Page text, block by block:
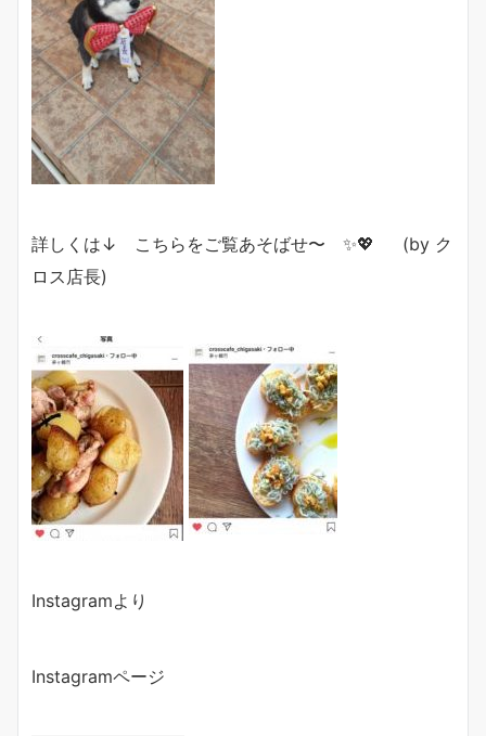
詳しくは↓ こちらをご覧あそばせ〜 ✨💖 (by ク
ロス店長)
Instagramより
Instagramページ